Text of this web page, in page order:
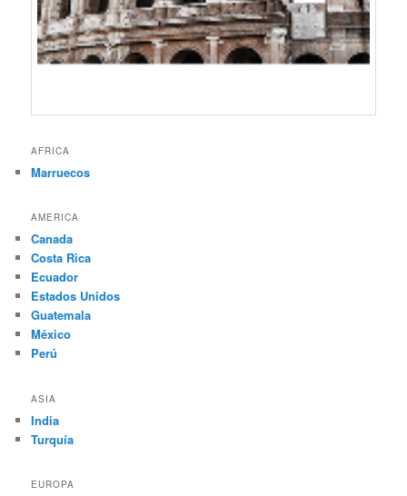
AFRICA
Marruecos
AMERICA
Canada
Costa Rica
Ecuador
Estados Unidos
Guatemala
México
Perú
ASIA
India
Turquía
EUROPA